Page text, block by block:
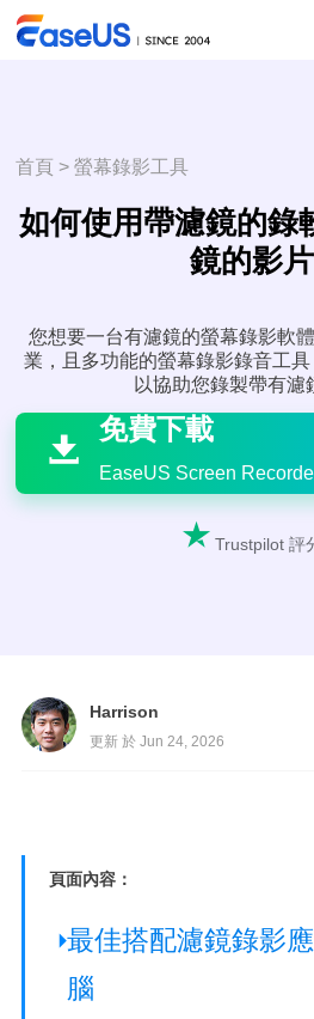
首頁 >螢幕錄影工具
如何使用帶濾鏡的錄
鏡的影
您想要一台有濾鏡的螢幕錄影軟
業，且多功能的螢幕錄影錄音工具
以協助您錄製帶有濾


免費下載
EaseUS Screen
 Trustpilot 評
Harrison
更新 於 Jun 24, 2026
頁面內容：
最佳搭配濾鏡錄影
腦